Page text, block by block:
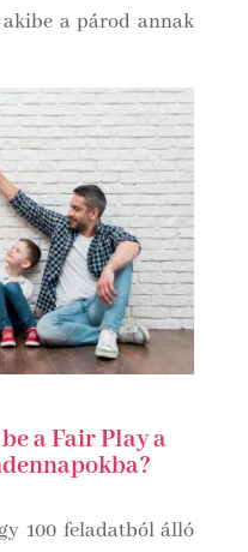
akibe a párod annak
a Fair Play a
100 feladatból álló